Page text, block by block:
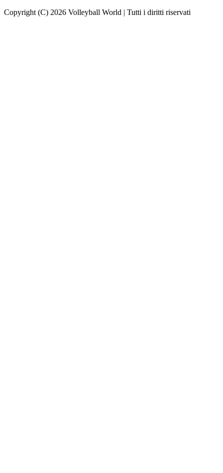
Copyright (C) 2026 Volleyball World | Tutti i diritti riservati